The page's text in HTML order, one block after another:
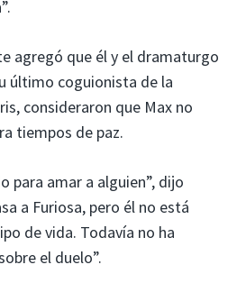
agregó que él y el dramaturgo
último coguionista de la
consideraron que Max no
tiempos de paz.
para amar a alguien”, dijo
a Furiosa, pero él no está
de vida. Todavía no ha
el duelo”.